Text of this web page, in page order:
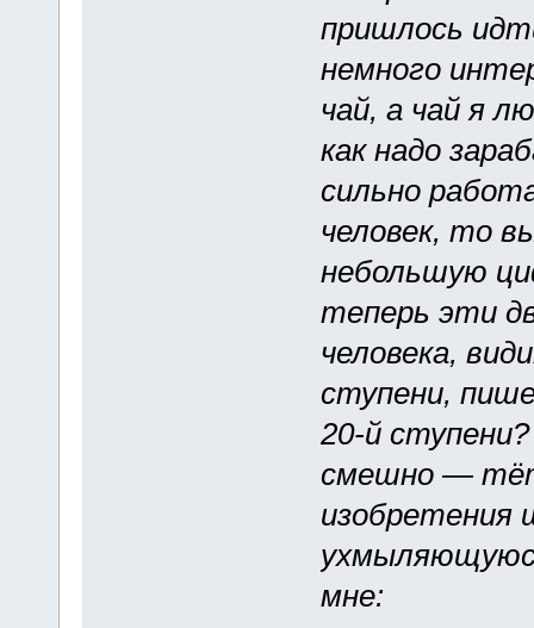
пришлось
немного
чай, а чай я
как надо
сильно
человек, то
небольшую
теперь эти
человека,
ступени,
20-й
смешно —
изобретения
мне: